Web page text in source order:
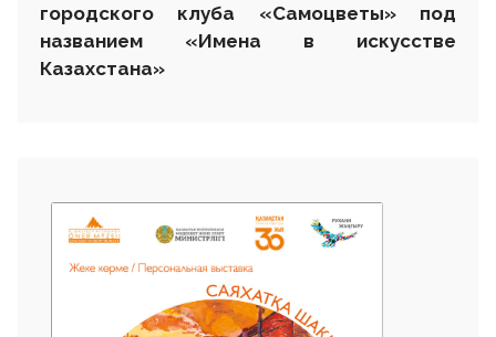
городского клуба «Самоцветы» под
названием «Имена в искусстве
Казахстана»